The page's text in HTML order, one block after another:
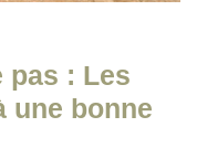
pas : Les
une bonne